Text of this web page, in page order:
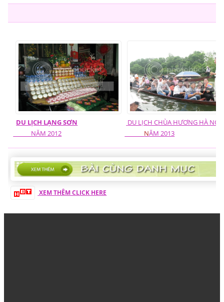
DU LỊCH LẠNG SƠN
NĂM 2012
DU LỊCH CHÙA HƯƠNG HÀ NỘI
NĂM 2013
XEM THÊM CLICK HERE